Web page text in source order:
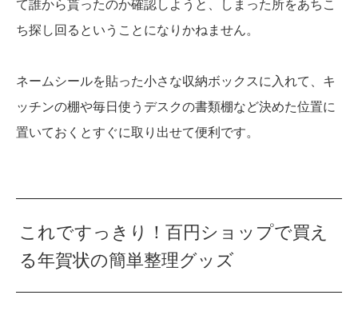
て誰から貰ったのか確認しようと、しまった所をあちこ
ち探し回るということになりかねません。
ネームシールを貼った小さな収納ボックスに入れて、キ
ッチンの棚や毎日使うデスクの書類棚など決めた位置に
置いておくとすぐに取り出せて便利です。
これですっきり！百円ショップで買え
る年賀状の簡単整理グッズ